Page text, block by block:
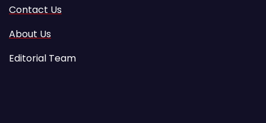
Contact Us
About Us
Editorial Team